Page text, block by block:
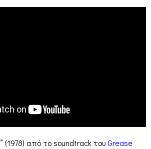
” (1978) από το soundtrack τουGrease